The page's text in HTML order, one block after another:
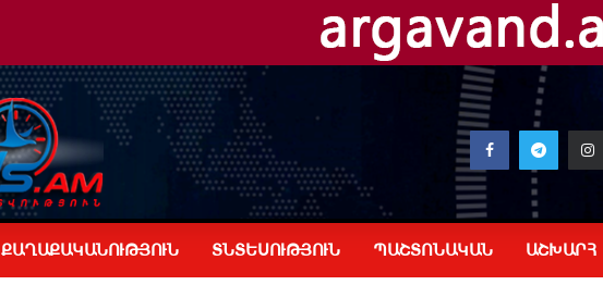
ՔԱՂԱՔԱԿԱՆՈՒԹՅՈՒՆ ՏՆՏԵՍՈՒԹՅՈՒՆ ՊԱՇՏՈՆԱԿԱՆ ԱՇԽԱՐՀ